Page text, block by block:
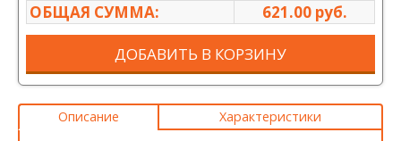
ОБЩАЯ СУММА:
621.00 руб.
ДОБАВИТЬ В КОРЗИНУ
Описание Характеристики